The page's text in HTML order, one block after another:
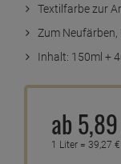
Textilfarbe zur
Zum
Inhalt: 150ml +
ab 5,89
1 Liter = 39,27 €